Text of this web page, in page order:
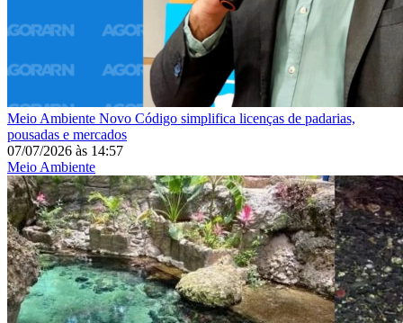
Meio Ambiente Novo Código simplifica licenças de padarias,
pousadas e mercados
07/07/2026 às 14:57
Meio Ambiente